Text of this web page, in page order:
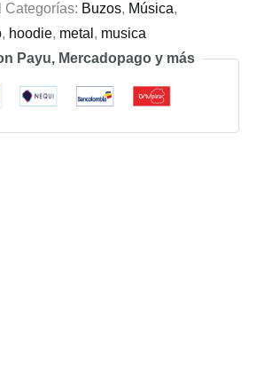
Categorías: Buzos, Música,
, hoodie, metal , musica
Payu, Mercadopago y más